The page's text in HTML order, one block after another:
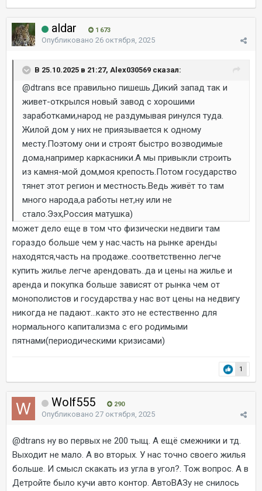
aldar 1 673
Опубликовано 26 октября, 2025
В 25.10.2025 в 21:27, Alex030569 сказал:
@dtrans все правильно пишешь.Дикий запад так и
живет-открылся новый завод с хорошими
заработками,народ не раздумывая ринулся туда.
Жилой дом у них не приязывается к одному
месту.Поэтому они и строят быстро возводимые
дома,например каркасники.А мы привыкли строить
из камня-мой дом,моя крепость.Потом государство
тянет этот регион и местность.Ведь живёт то там
много народа,а работы нет,ну или не
стало.Ээх,Россия матушка)
может дело еще в том что физически недвиги там
гораздо больше чем у нас.часть на рынке аренды
находятся,часть на продаже..соответственно легче
купить жилье легче арендовать..да и цены на жилье и
аренда и покупка больше зависят от рынка чем от
монополистов и государства.у нас вот цены на недвигу
никогда не падают...както это не естественно для
нормального капитализма с его родимыми
пятнами(периодическими кризисами)
1
Wolf555 290
Опубликовано 27 октября, 2025
@dtrans ну во первых не 200 тыщ. А ещё смежники и тд.
Выходит не мало. А во вторых. У нас точно своего жилья
больше. И смысл скакать из угла в угол?. Тож вопрос. А в
Детройте было кучи авто контор. АвтоВАЗу не снилось